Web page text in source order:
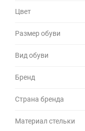
Цвет
Размер обуви
Вид обуви
Бренд
Страна бренда
Материал стельки